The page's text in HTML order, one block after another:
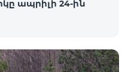
ապրիլի 24-ին